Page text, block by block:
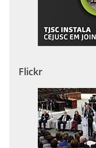
Flickr